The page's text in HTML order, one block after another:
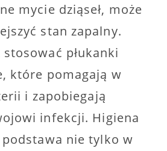
mycie dziąseł, może
stan zapalny.
płukanki
które pomagają w
i zapobiegają
infekcji. Higiena
nie tylko w